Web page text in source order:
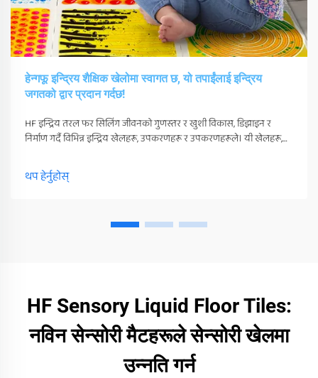
हेन्गफू इन्द्रिय शैक्षिक खेलोमा स्वागत छ, यो तपाईंलाई इन्द्रिय
जगतको द्वार प्रदान गर्दछ!
HF इन्द्रिय तरल फर सिलिंग जीवनको गुणस्तर र खुशी विकास, डिझाइन र
निर्माण गर्दै विभिन्न इन्द्रिय खेलहरू, उपकरणहरू र उपकरणहरूले। यी खेलहरू,
त्यसैगरी...
थप हेर्नुहोस्
HF Sensory Liquid Floor Tiles:
नविन सेन्सोरी मैटहरूले सेन्सोरी खेलमा
उन्नति गर्न